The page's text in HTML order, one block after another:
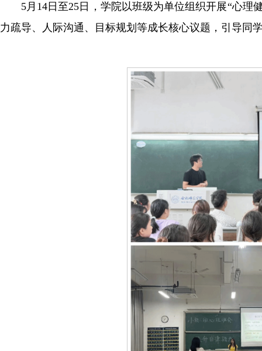
5月14日至25日，学院以班级为单位组织开展“心
力疏导、人际沟通、目标规划等成长核心议题，引导同